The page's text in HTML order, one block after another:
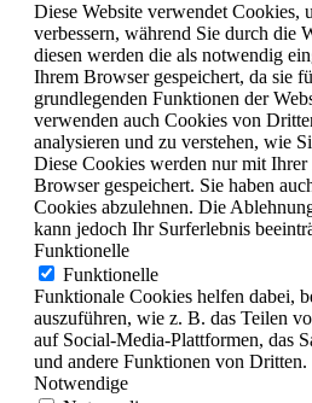
Diese Website verwendet Cookies,
verbessern, während Sie durch die
diesen werden die als notwendig
Ihrem Browser gespeichert, da sie
grundlegenden Funktionen der
verwenden auch Cookies von
analysieren und zu verstehen, wie
Diese Cookies werden nur mit
Browser gespeichert. Sie haben
Cookies abzulehnen. Die
kann jedoch Ihr Surferlebnis
Funktionelle
Funktionelle
Funktionale Cookies helfen dabei,
auszuführen, wie z. B. das Teilen
auf Social-Media-Plattformen, das
und andere Funktionen von Dritten.
Notwendige